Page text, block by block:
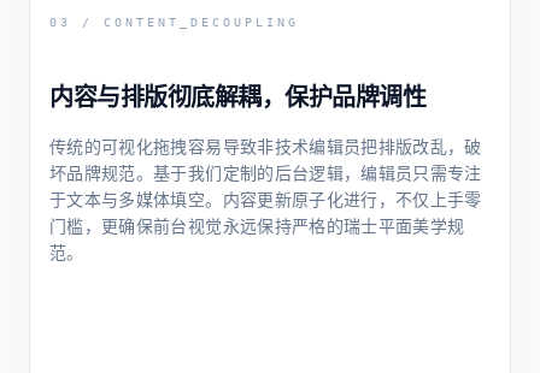
03 / CONTENT_DECOUPLING
内容与排版彻底解耦，保护品牌调性
传统的可视化拖拽容易导致非技术编辑员把排版改乱，破
坏品牌规范。基于我们定制的后台逻辑，编辑员只需专注
于文本与多媒体填空。内容更新原子化进行，不仅上手零
门槛，更确保前台视觉永远保持严格的瑞士平面美学规
范。